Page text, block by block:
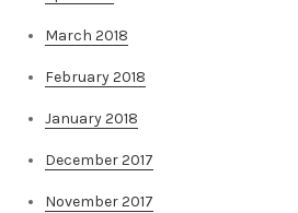
March 2018
February 2018
January 2018
December 2017
November 2017